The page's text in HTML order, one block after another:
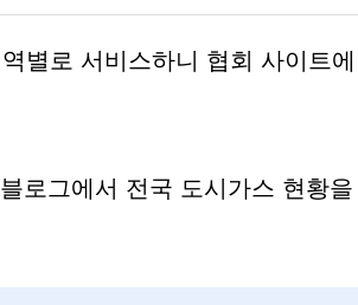
별로 서비스하니 협회 사이트에
로그에서 전국 도시가스 현황을